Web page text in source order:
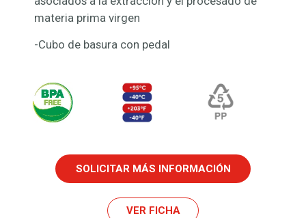
materia prima virgen
-Cubo de basura con pedal
SOLICITAR MÁS INFORMACIÓN
VER FICHA